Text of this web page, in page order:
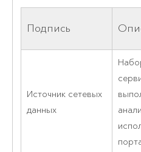
Подпись
Источник сетевых
данных